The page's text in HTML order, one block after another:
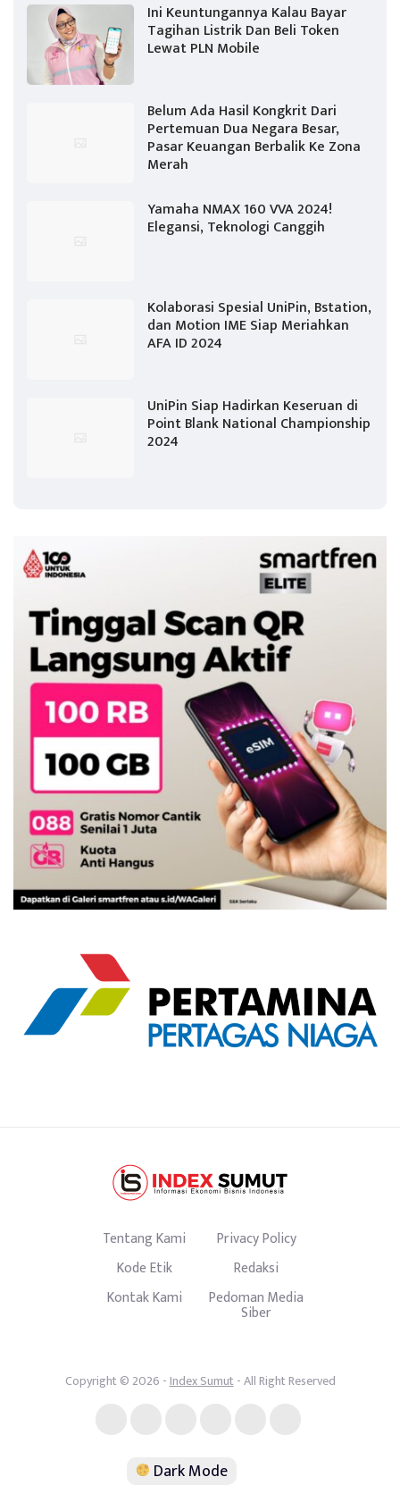
Ini Keuntungannya Kalau Bayar
Tagihan Listrik Dan Beli Token
Lewat PLN Mobile
Belum Ada Hasil Kongkrit Dari
Pertemuan Dua Negara Besar,
Pasar Keuangan Berbalik Ke Zona
Merah
Yamaha NMAX 160 VVA 2024!
Elegansi, Teknologi Canggih
Kolaborasi Spesial UniPin, Bstation,
dan Motion IME Siap Meriahkan
AFA ID 2024
UniPin Siap Hadirkan Keseruan di
Point Blank National Championship
2024
Tentang Kami
Privacy Policy
Kode Etik
Redaksi
Kontak Kami
Pedoman Media
Siber
Copyright © 2026 -Index Sumut- All Right Reserved
Dark Mode